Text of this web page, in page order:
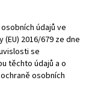
údajů ve
2016/679 ze dne
se
těchto údajů a o
osobních